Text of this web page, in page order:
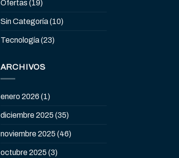
Ofertas (19)
Sin Categoría(10)
Tecnología(23)
ARCHIVOS
enero 2026 (1)
diciembre 2025 (35)
noviembre 2025 (46)
octubre 2025 (3)